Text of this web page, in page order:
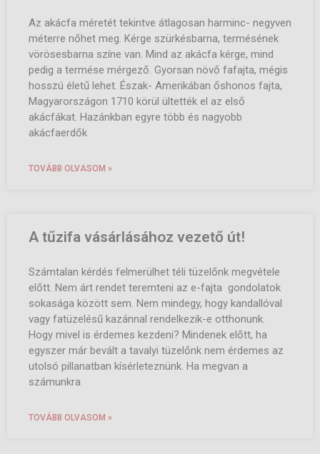
Az akácfa méretét tekintve átlagosan harminc- negyven
méterre nőhet meg. Kérge szürkésbarna, termésének
vörösesbarna színe van. Mind az akácfa kérge, mind
pedig a termése mérgező. Gyorsan növő fafajta, mégis
hosszú életű lehet. Észak- Amerikában őshonos fajta,
Magyarországon 1710 körül ültették el az első
akácfákat. Hazánkban egyre több és nagyobb
akácfaerdők
TOVÁBB OLVASOM »
A tűzifa vásárlásához vezető út!
Számtalan kérdés felmerülhet téli tüzelőnk megvétele
előtt. Nem árt rendet teremteni az e-fajta gondolatok
sokasága között sem. Nem mindegy, hogy kandallóval
vagy fatüzelésű kazánnal rendelkezik-e otthonunk.
Hogy mivel is érdemes kezdeni? Mindenek előtt, ha
egyszer már bevált a tavalyi tüzelőnk nem érdemes az
utolsó pillanatban kísérleteznünk. Ha megvan a
számunkra
TOVÁBB OLVASOM »